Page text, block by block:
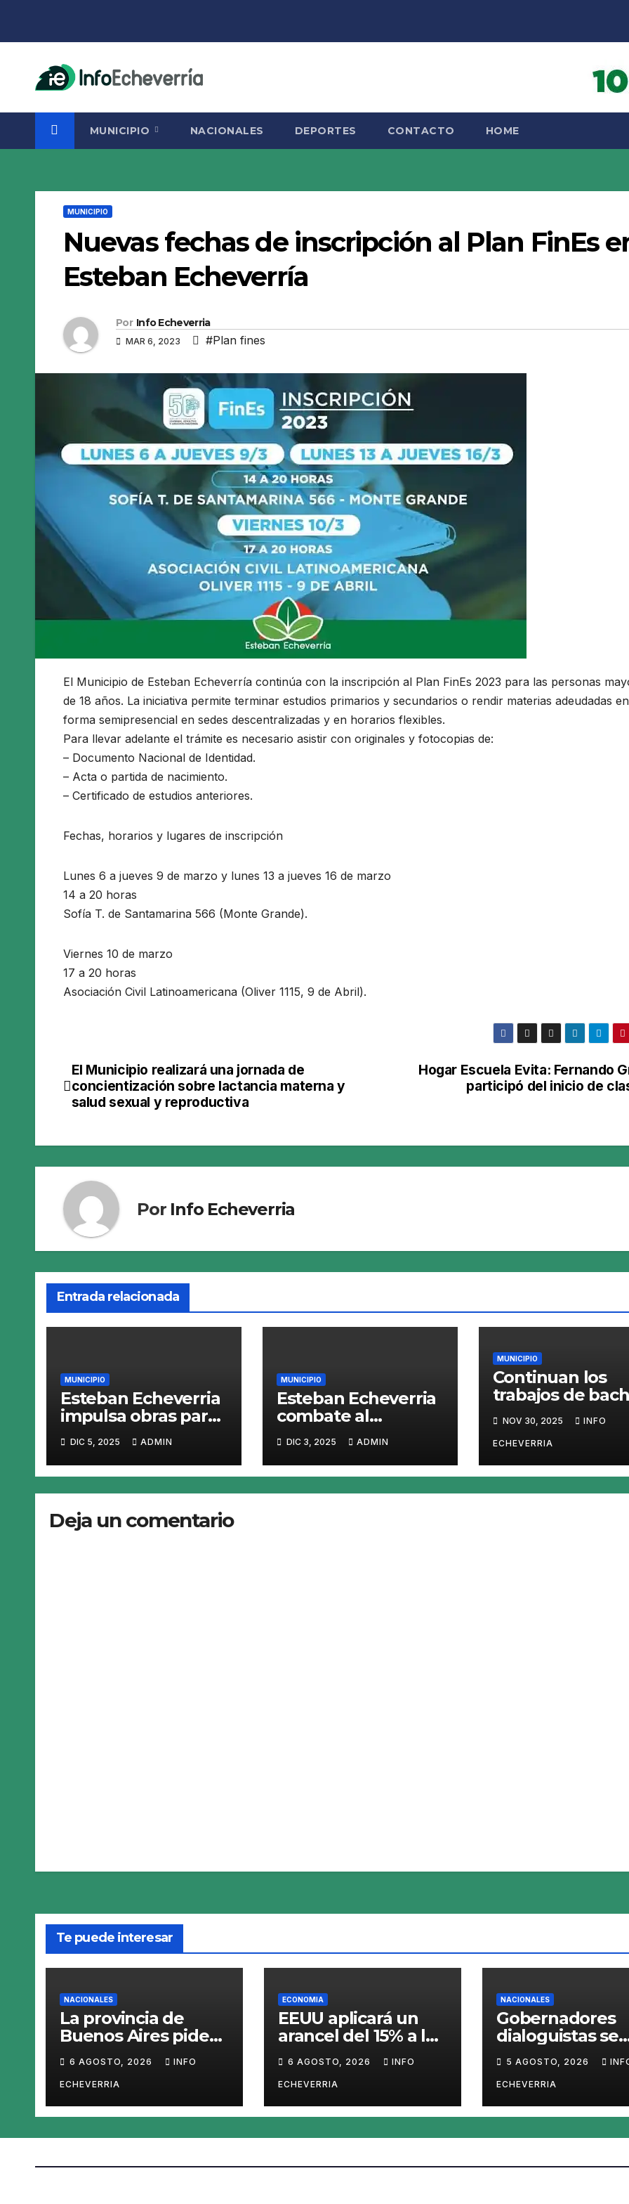
MUNICIPIO NACIONALES DEPORTES CONTACTO HOME
MUNICIPIO
Nuevas fechas de inscripción al Plan FinEs
Esteban Echeverría
Por Info Echeverria
MAR 6, 2023 #Plan fines
El Municipio de Esteban Echeverría continúa con la inscripción al Plan FinEs 2023 para las personas
de 18 años. La iniciativa permite terminar estudios primarios y secundarios o rendir materias adeudadas en
forma semipresencial en sedes descentralizadas y en horarios flexibles.
Para llevar adelante el trámite es necesario asistir con originales y fotocopias de:
– Documento Nacional de Identidad.
– Acta o partida de nacimiento.
– Certificado de estudios anteriores.
Fechas, horarios y lugares de inscripción
Lunes 6 a jueves 9 de marzo y lunes 13 a jueves 16 de marzo
14 a 20 horas
Sofía T. de Santamarina 566 (Monte Grande).
Viernes 10 de marzo
17 a 20 horas
Asociación Civil Latinoamericana (Oliver 1115, 9 de Abril).
Navegación
de
Hogar Escuela Evita: Fernando
participó del inicio de
El Municipio realizará una jornada de
concientización sobre lactancia materna y
salud sexual y reproductiva
Por Info Echeverria
Entrada relacionada
MUNICIPIO
Esteban Echeverria
impulsa obras para
calles mas
resistentes y
seguras
DIC 5, 2025 ADMIN
MUNICIPIO
Esteban Echeverria
combate al
mosquito del
dengue con
fumigacion
DIC 3, 2025 ADMIN
MUNICIPIO
Continuan los
trabajos de
en 9 de Abril
NOV 30, 2025 INFO
ECHEVERRIA
Deja un comentario
Te puede interesar
NACIONALES
La provincia de
Buenos Aires pide
el «Squeezy
Dumpling», un
juguete «tóxico»
6 AGOSTO, 2026 INFO
ECHEVERRIA
ECONOMIA
EEUU aplicará un
arancel del 15% a los
polisilicio para
frenar el avance de
China
6 AGOSTO, 2026 INFO
ECHEVERRIA
NACIONALES
Gobernadores
dialoguistas se
de Tierras y
en jaque su
tratamiento en
Senado
5 AGOSTO, 2026
ECHEVERRIA